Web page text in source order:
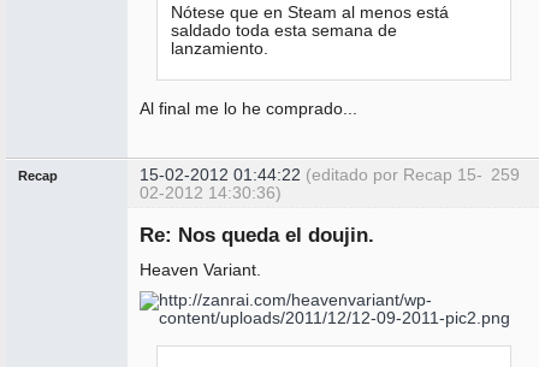
Nótese que en Steam al menos está
saldado toda esta semana de
lanzamiento.
Al final me lo he comprado...
259
Recap 15-02-2012 01:44:22 (editado por Recap 15-
02-2012 14:30:36)
Re: Nos queda el doujin.
Heaven Variant.